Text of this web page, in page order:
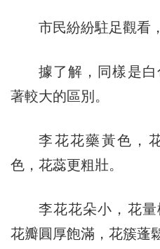
市民紛紛駐足觀看
據了解，同樣是
著較大的區別。
李花花藥黃色，
色，花蕊更粗壯。
李花花朵小，花量
花瓣圓厚飽滿，花簇蓬